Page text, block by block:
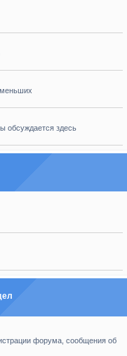
обсуждается здесь
форума, сообщения об